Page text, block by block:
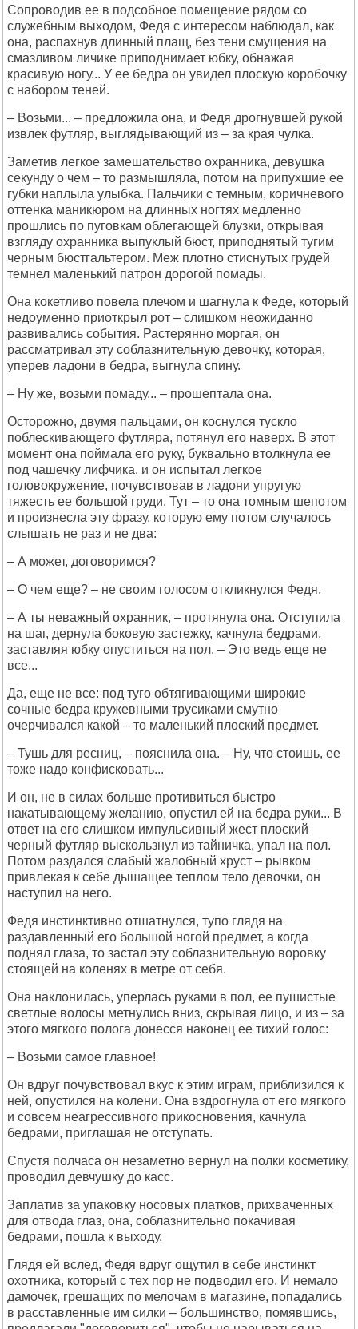
Сопроводив ее в подсобное помещение рядом со
служебным выходом, Федя с интересом наблюдал, как
она, распахнув длинный плащ, без тени смущения на
смазливом личике приподнимает юбку, обнажая
красивую ногу... У ее бедра он увидел плоскую коробочку
с набором теней.
– Возьми... – предложила она, и Федя дрогнувшей рукой
извлек футляр, выглядывающий из – за края чулка.
Заметив легкое замешательство охранника, девушка
секунду о чем – то размышляла, потом на припухшие ее
губки наплыла улыбка. Пальчики с темным, коричневого
оттенка маникюром на длинных ногтях медленно
прошлись по пуговкам облегающей блузки, открывая
взгляду охранника выпуклый бюст, приподнятый тугим
черным бюстгальтером. Меж плотно стиснутых грудей
темнел маленький патрон дорогой помады.
Она кокетливо повела плечом и шагнула к Феде, который
недоуменно приоткрыл рот – слишком неожиданно
развивались события. Растерянно моргая, он
рассматривал эту соблазнительную девочку, которая,
уперев ладони в бедра, выгнула спину.
– Hу же, возьми помаду... – прошептала она.
Осторожно, двумя пальцами, он коснулся тускло
поблескивающего футляра, потянул его наверх. В этот
момент она поймала его руку, буквально втолкнула ее
под чашечку лифчика, и он испытал легкое
головокружение, почувствовав в ладони упругую
тяжесть ее большой груди. Тут – то она томным шепотом
и произнесла эту фразу, которую ему потом случалось
слышать не раз и не два:
– А может, договоримся?
– О чем еще? – не своим голосом откликнулся Федя.
– А ты неважный охранник, – протянула она. Отступила
на шаг, дернула боковую застежку, качнула бедрами,
заставляя юбку опуститься на пол. – Это ведь еще не
все...
Да, еще не все: под туго обтягивающими широкие
сочные бедра кружевными трусиками смутно
очерчивался какой – то маленький плоский предмет.
– Тушь для ресниц, – пояснила она. – Hу, что стоишь, ее
тоже надо конфисковать...
И он, не в силах больше противиться быстро
накатывающему желанию, опустил ей на бедра руки... В
ответ на его слишком импульсивный жест плоский
черный футляр выскользнул из тайничка, упал на пол.
Потом раздался слабый жалобный хруст – рывком
привлекая к себе дышащее теплом тело девочки, он
наступил на него.
Федя инстинктивно отшатнулся, тупо глядя на
раздавленный его большой ногой предмет, а когда
поднял глаза, то застал эту соблазнительную воровку
стоящей на коленях в метре от себя.
Она наклонилась, уперлась руками в пол, ее пушистые
светлые волосы метнулись вниз, скрывая лицо, и из – за
этого мягкого полога донесся наконец ее тихий голос:
– Возьми самое главное!
Он вдруг почувствовал вкус к этим играм, приблизился к
ней, опустился на колени. Она вздрогнула от его мягкого
и совсем неагрессивного прикосновения, качнула
бедрами, приглашая не отступать.
Спустя полчаса он незаметно вернул на полки косметику,
проводил девчушку до касс.
Заплатив за упаковку носовых платков, прихваченных
для отвода глаз, она, соблазнительно покачивая
бедрами, пошла к выходу.
Глядя ей вслед, Федя вдруг ощутил в себе инстинкт
охотника, который с тех пор не подводил его. И немало
дамочек, грешащих по мелочам в магазине, попадались
в расставленные им силки – большинство, помявшись,